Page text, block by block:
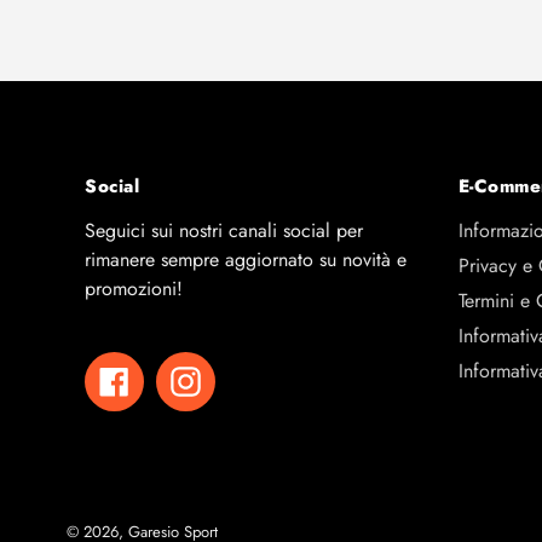
Social
Seguici sui nostri canali social per
rimanere sempre aggiornato su novità e
promozioni!
FacebookInstagram
E-
Privacy e
Termini e
© 2026, Garesio Sport